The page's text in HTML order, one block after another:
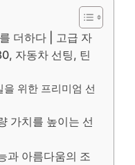
더하다 | 고급 자
자동차 선팅, 틴
위한 프리미엄 선
가치를 높이는 선
과 아름다움의 조